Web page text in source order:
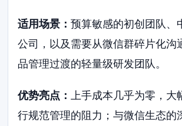
适用场景：预算敏感的初创团队、
公司，以及需要从微信群碎片化沟
品管理过渡的轻量级研发团队。
优势亮点：
上手成本几乎为零，大
行规范管理的阻力；与微信生态的